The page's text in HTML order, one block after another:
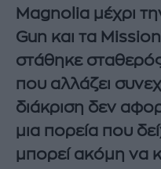
Magnolia μέχρι
Gun και τα
στάθηκε
που αλλάζει
διάκριση δεν
μια πορεία που
μπορεί ακόμη να